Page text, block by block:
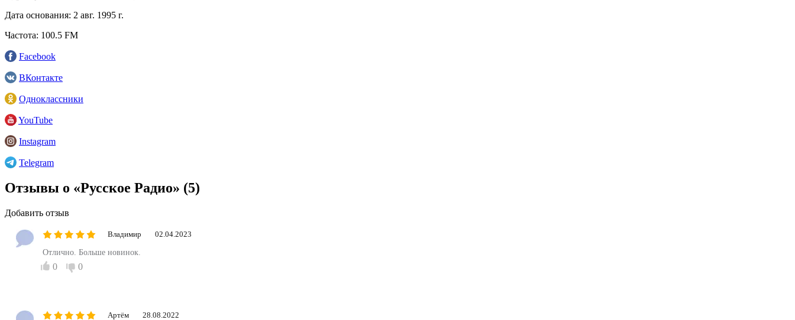
Дата основания: 2 авг. 1995 г.
Частота: 100.5 FM
Facebook
ВКонтакте
Одноклассники
YouTube
Instagram
Telegram
Отзывы о «Русское Радио» (5)
Добавить отзыв
Владимир 02.04.2023
Отлично. Больше новинок.
0 0
Артём 28.08.2022